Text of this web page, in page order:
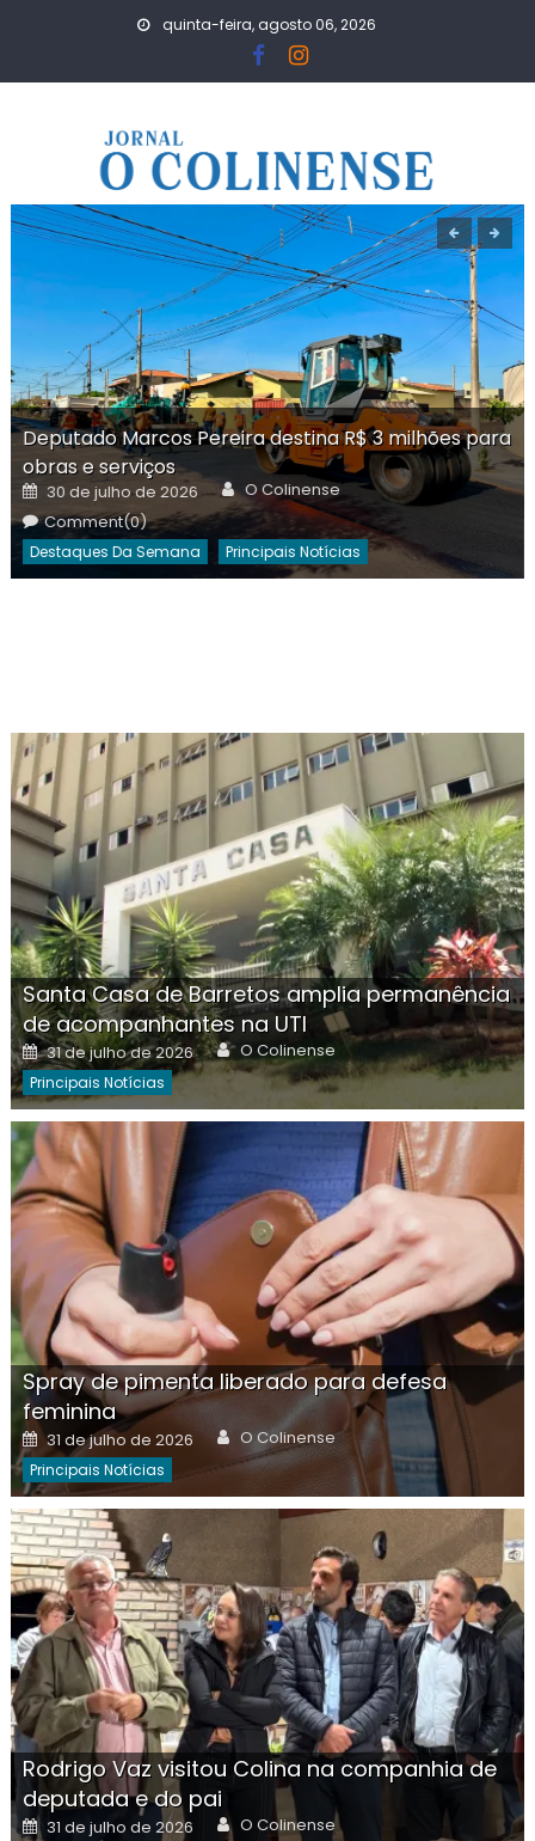
quinta-feira, agosto 06, 2026
Deputado Marcos Pereira destina R$ 3 milhões para
obras e serviços
Posted
on
30 de julho de 2026 Author
O Colinense
Comment(0)
Destaques Da Semana Principais Notícias
Santa Casa de Barretos amplia permanência
de acompanhantes na UTI
Posted
on
31 de julho de 2026 Author
O Colinense
Principais Notícias
Spray de pimenta liberado para defesa
feminina
Posted
on
31 de julho de 2026 Author
O Colinense
Principais Notícias
Rodrigo Vaz visitou Colina na companhia de
deputada e do pai
Posted
31 de julho de 2026 Author
O Colinense